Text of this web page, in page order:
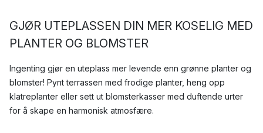
GJØR UTEPLASSEN DIN MER KOSELIG MED
PLANTER OG BLOMSTER
Ingenting gjør en uteplass mer levende enn grønne planter og
blomster! Pynt terrassen med frodige planter, heng opp
klatreplanter eller sett ut blomsterkasser med duftende urter
for å skape en harmonisk atmosfære.